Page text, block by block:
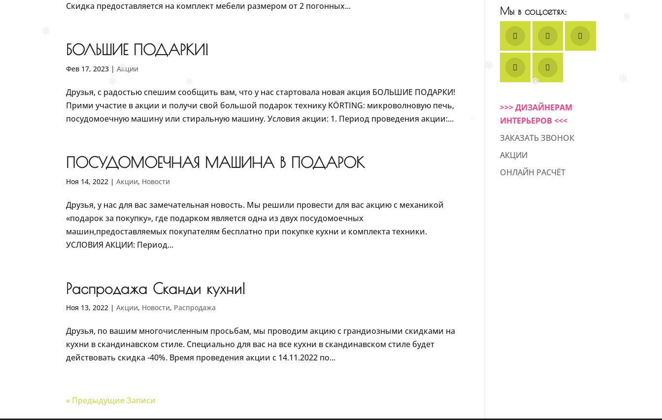
❅
❅
❅
❅
❅
Скидка предоставляется на комплект мебели размером от 2 погонных...
БОЛЬШИЕ ПОДАРКИ!
Фев 17, 2023 |Акции
Друзья, с радостью спешим сообщить вам, что у нас стартовала новая акция БОЛЬШИЕ ПОДАРКИ!
Прими участие в акции и получи свой большой подарок технику KÖRTING: микроволновую печь,
посудомоечную машину или стиральную машину. Условия акции: 1. Период проведения акции:...
ПОСУДОМОЕЧНАЯ МАШИНА В ПОДАРОК
Ноя 14, 2022 |Акции, Новости
Друзья, у нас для вас замечательная новость. Мы решили провести для вас акцию с механикой
«подарок за покупку», где подарком является одна из двух посудомоечных
машин,предоставляемых покупателям бесплатно при покупке кухни и комплекта техники.
УСЛОВИЯ АКЦИИ: Период...
Распродажа Сканди кухни!
Ноя 13, 2022 |Акции, Новости, Распродажа
Друзья, по вашим многочисленным просьбам, мы проводим акцию с грандиозными скидками на
кухни в скандинавском стиле. Специально для вас на все кухни в скандинавском стиле будет
действовать скидка -40%. Время проведения акции с 14.11.2022 по...
« Предыдущие Записи
Мы в соц.сетях:
>>> ДИЗАЙНЕРАМ
ИНТЕРЬЕРОВ <<<
ЗАКАЗАТЬ ЗВОНОК
АКЦИИ
ОНЛАЙН РАСЧЁТ